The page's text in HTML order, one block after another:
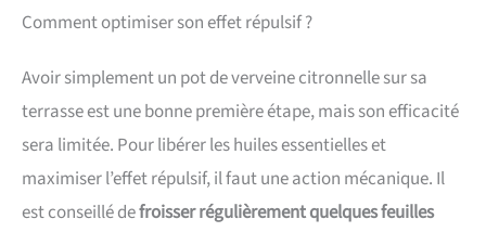
Comment optimiser son effet répulsif ?
Avoir simplement un pot de verveine citronnelle sur sa
terrasse est une bonne première étape, mais son efficacité
sera limitée. Pour libérer les huiles essentielles et
maximiser l’effet répulsif, il faut une action mécanique. Il
est conseillé defroisser régulièrement quelques feuilles